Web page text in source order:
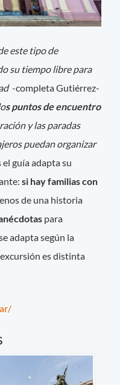
este tipo de
su tiempo libre para
-completa Gutiérrez-
s puntos de encuentro
y las paradas
puedan organizar
el guía adapta su
si hay familias con
de una historia
para
adapta según la
es distinta